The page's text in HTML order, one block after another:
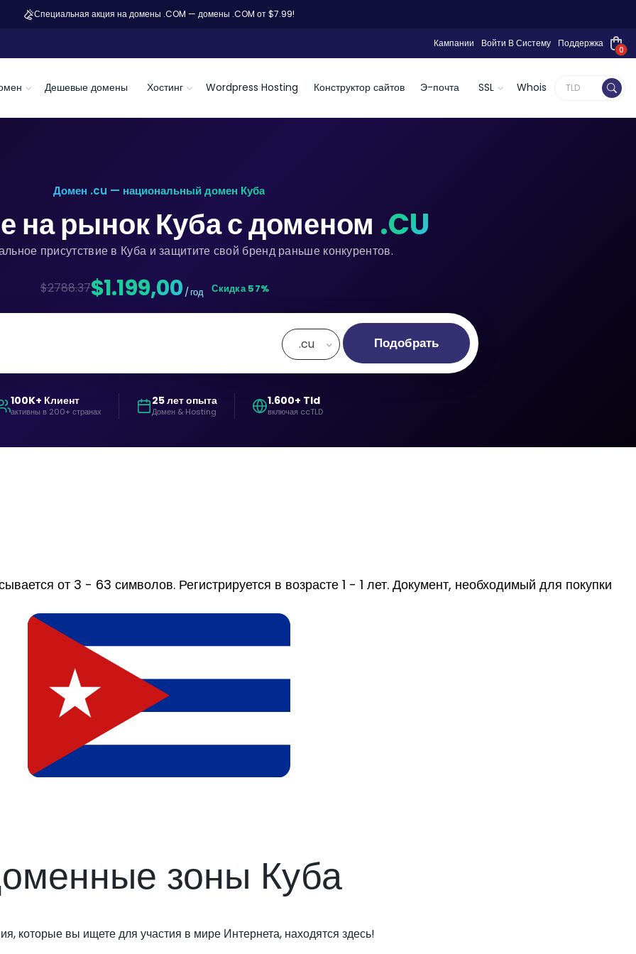
Специальная акция на домены .COM — домены .COM от $7.99!
Кампании Войти В Систему Поддержка
0
Дешевые домены Хостинг Wordpress Hosting Конструктор сайтов Э-почта SSL Whois
Домен .cu — национальный домен Куба
на рынок Куба с доменом .CU
присутствие в Куба и защитите свой бренд раньше конкурентов.
$2788.37$1.199,00 / год Скидка 57%
.cu Подобрать
100K+ Клиент
активны в 200+ странах
25 лет опыта
Домен & Hosting
1.600+ Tld
включая ccTLD
от 3 - 63 символов. Регистрируется в возрасте 1 - 1 лет. Документ, необходимый для покупки
зоны Куба
которые вы ищете для участия в мире Интернета, находятся здесь!